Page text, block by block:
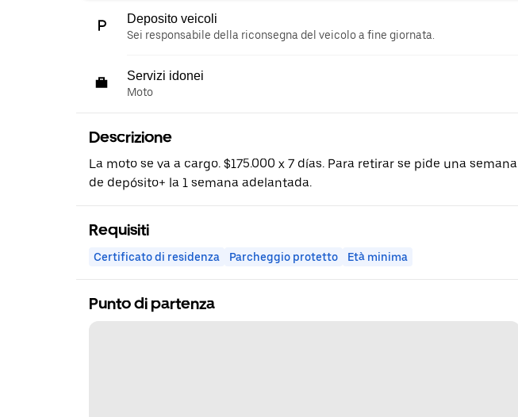
Deposito veicoli
Sei responsabile della riconsegna del veicolo a fine giornata.
Servizi idonei
Moto
Descrizione
La moto se va a cargo. $175.000 x 7 días. Para retirar se pide una semana
de depósito+ la 1 semana adelantada.
Requisiti
Certificato di residenza Parcheggio protetto Età minima
Punto di partenza